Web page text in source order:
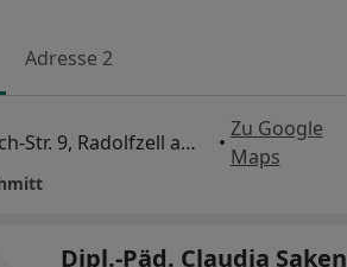
Adresse 2
Sankt-Ulrich-Str. 9, Radolfzell am Bodensee •
Zu Google
Maps
Dipl.-Päd. Claudia Saken